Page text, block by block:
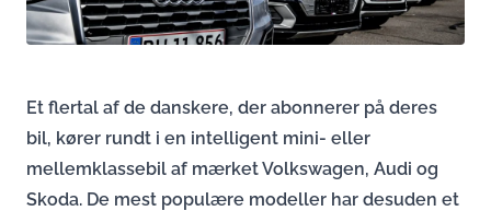
Et flertal af de danskere, der abonnerer på deres
bil, kører rundt i en intelligent mini- eller
mellemklassebil af mærket Volkswagen, Audi og
Skoda. De mest populære modeller har desuden et